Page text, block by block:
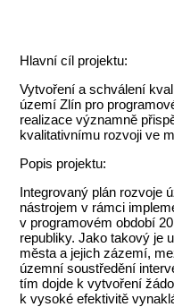
Hlavní cíl projektu:
Vytvoření a schválení
území Zlín pro
realizace významně
kvalitativnímu rozvoji ve
Popis projektu:
Integrovaný plán rozvoje
nástrojem v rámci
v programovém období
republiky. Jako takový je
města a jejich zázemí,
územní soustředění
tím dojde k vytvoření
k vysoké efektivitě